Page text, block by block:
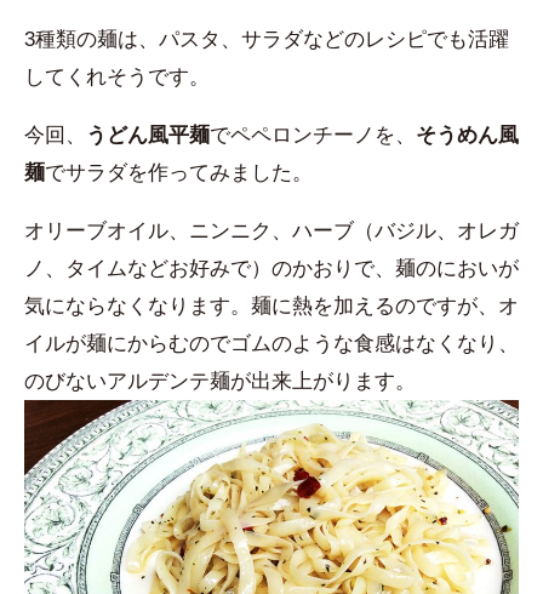
3種類の麺は、パスタ、サラダなどのレシピでも活躍
してくれそうです。
今回、 うどん風平麺でペペロンチーノを、 そうめん風
麺でサラダを作ってみました。
オリーブオイル、ニンニク、ハーブ（バジル、オレガ
ノ、タイムなどお好みで）のかおりで、麺のにおいが
気にならなくなります。麺に熱を加えるのですが、オ
イルが麺にからむのでゴムのような食感はなくなり、
のびないアルデンテ麺が出来上がります。